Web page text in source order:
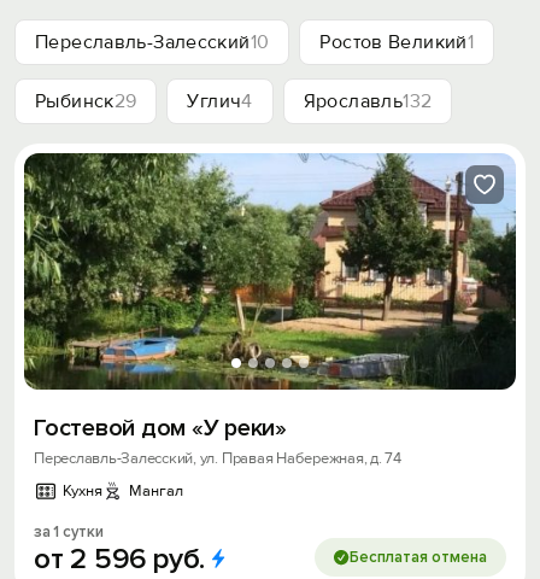
Переславль-Залесский10 Ростов Великий1
Рыбинск29 Углич4 Ярославль132
Гостевой дом «У реки»
Переславль-Залесский, ул. Правая Набережная, д. 74
Кухня
Мангал
за 1 сутки
от 2 596 руб. Бесплатая отмена